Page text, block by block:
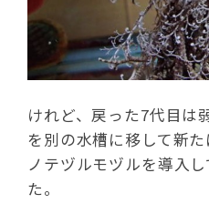
けれど、戻った7代目は
を別の水槽に移して新
ノテヅルモヅルを導入
た。